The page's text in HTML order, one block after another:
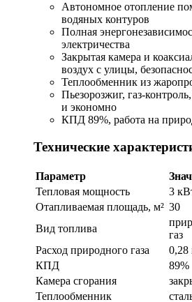
Автономное отопление
водяных контуров
Полная
электричества
Закрытая камера и
воздух с улицы,
Теплообменник из
Пьезорозжиг, газ-
и экономно
КПД 89%, работа на
Технические
Параметр
Тепловая мощность
3
Отапливаемая площадь, м² 30
Вид топлива
газ
Расход природного газа
0,28
КПД
89%
Камера сгорания
Теплообменник